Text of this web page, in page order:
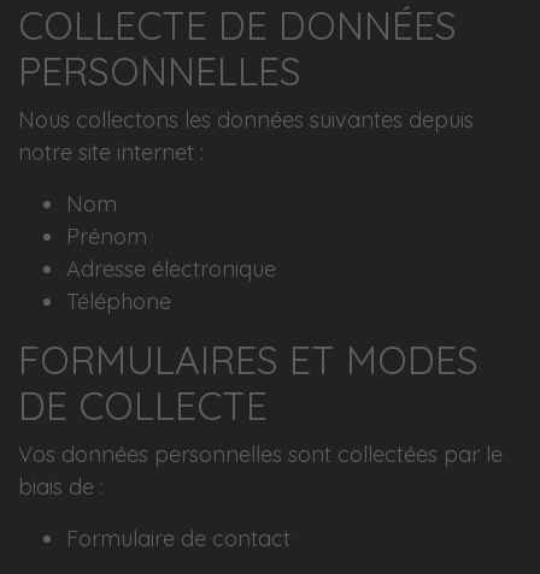
COLLECTE DE DONNÉES
PERSONNELLES
Nous collectons les données suivantes depuis
notre site internet :
Nom
Prénom
Adresse électronique
Téléphone
FORMULAIRES ET MODES
DE COLLECTE
Vos données personnelles sont collectées par le
biais de :
Formulaire de contact